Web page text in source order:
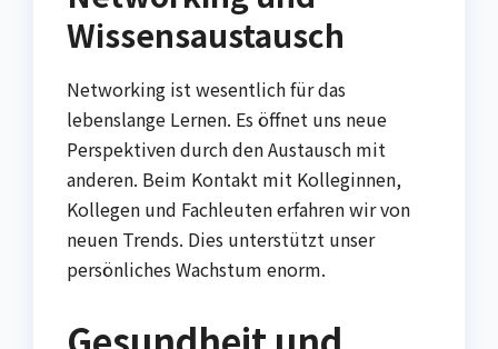
Wissensaustausch
Networking ist wesentlich für das
lebenslange Lernen. Es öffnet uns neue
Perspektiven durch den Austausch mit
anderen. Beim Kontakt mit Kolleginnen,
Kollegen und Fachleuten erfahren wir von
neuen Trends. Dies unterstützt unser
persönliches Wachstum enorm.